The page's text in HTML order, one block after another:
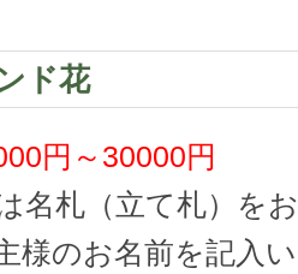
ド花
円～30000円
名札（立て札）を
様のお名前を記入